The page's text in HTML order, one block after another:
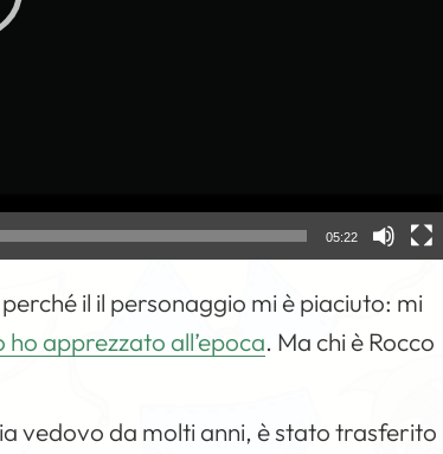
05:22
il il personaggio mi è piaciuto: mi
ho apprezzato all’epoca. Ma chi è Rocco
vedovo da molti anni, è stato trasferito